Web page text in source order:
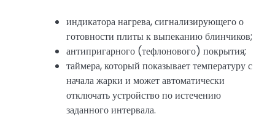
индикатора нагрева, сигнализирующего о
готовности плиты к выпеканию блинчиков;
антипригарного (тефлонового) покрытия;
таймера, который показывает температуру с
начала жарки и может автоматически
отключать устройство по истечению
заданного интервала.